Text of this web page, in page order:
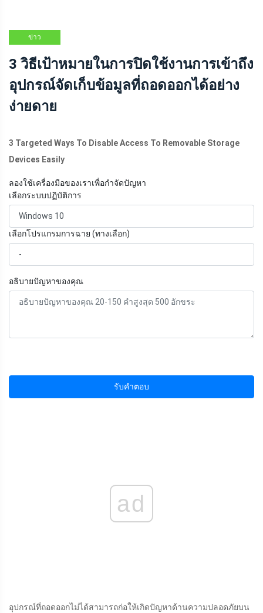
ข่าว
3 วิธีเป้าหมายในการปิดใช้งานการเข้าถึง
อุปกรณ์จัดเก็บข้อมูลที่ถอดออกได้อย่าง
ง่ายดาย
3 Targeted Ways To Disable Access To Removable Storage
Devices Easily
ลองใช้เครื่องมือของเราเพื่อกำจัดปัญหา
เลือกระบบปฏิบัติการ
เลือกโปรแกรมการฉาย (ทางเลือก)
อธิบายปัญหาของคุณ
รับคำตอบ
ad
อุปกรณ์ที่ถอดออกไม่ได้สามารถก่อให้เกิดปัญหาด้านความปลอดภัยบน